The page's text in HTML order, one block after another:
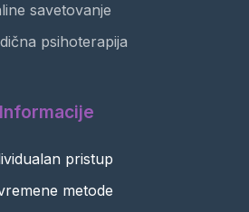
savetovanje
psihoterapija
Informacije
pristup
metode